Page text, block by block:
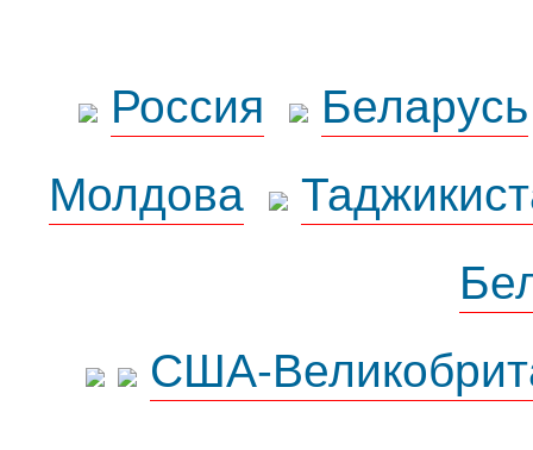
Россия
Беларусь
Молдова
США-